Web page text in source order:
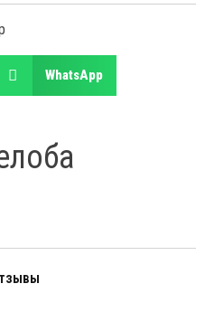
WhatsApp